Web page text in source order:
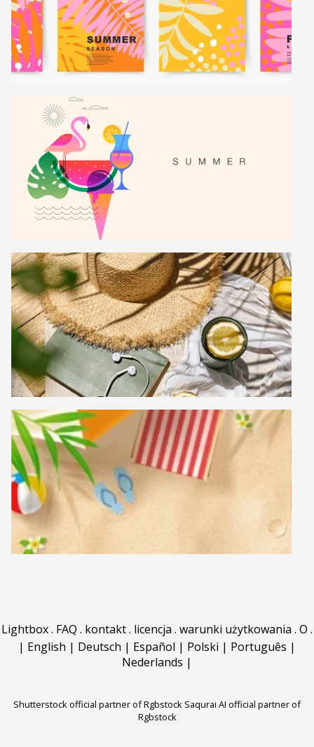
Lightbox. FAQ . kontakt. licencja . warunki użytkowania . O .
| English | Deutsch | Español | Polski | Português |
Nederlands |
Shutterstock official partner of Rgbstock Saqurai AI official partner of
Rgbstock